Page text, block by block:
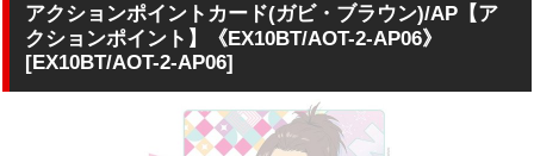
アクションポイントカード(ガビ・ブラウン)/AP【ア
クションポイント】《EX10BT/AOT-2-AP06》
[EX10BT/AOT-2-AP06]